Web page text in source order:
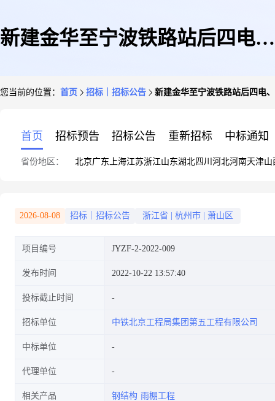
新建金华至宁波铁路站后四电、
公告
您当前的位置： 首页 招标｜招标公告 新建金华至宁波铁路站后四电
首页 招标预告 招标公告 重新招标 中标通知
省份地区： 北京广东 上海江苏浙江山东湖北四川 河北河南天津山
2026-08-08 招标｜招标公告 浙江省 杭州市 萧山区
项目编号 JYZF-2-2022-009
发布时间 2022-10-22 13:57:40
投标截止时间
招标单位 中铁北京工程局集团第五工程有限公司
中标单位
代理单位
相关产品 钢结构 雨棚工程